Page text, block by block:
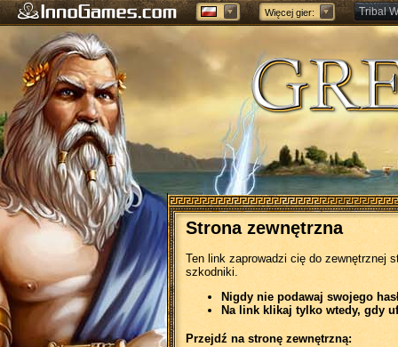
Więcej gier: Tribal
Forge
Strona zewnętrzna
Ten link zaprowadzi cię do zewnętrznej
szkodniki.
Nigdy nie podawaj swojego
Na link klikaj tylko wtedy, gdy
Przejdź na stronę zewnętrzną: